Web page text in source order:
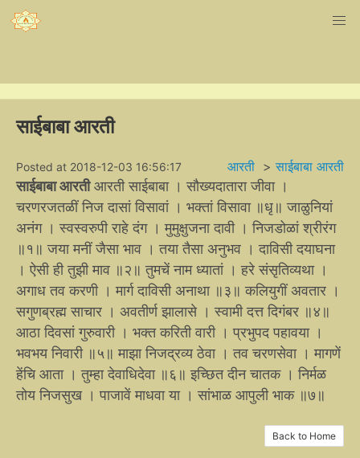
साईबाबा आरती
आरती >साईबाबा आरती
Posted at 2018-12-03 16:56:17
साईबाबा आरतीआरती साईबाबा । सौख्यदातारा जीवा ।
चरणरजतळीं निज दासां विसावां । भक्तां विसावा ॥धृ॥ जाळुनियां
अनंग । स्वस्वरुपी राहे दंग । मुमुक्षुजना दावी । निजडोळां श्रीरंग
॥१॥ जया मनीं जैसा भाव । तया तैसा अनुभव । दाविसी दयाघना
। ऐसी ही तुझी माव ॥२॥ तुमचें नाम ध्यातां । हरे संसृतिव्यथा ।
अगाध तव करणी । मार्ग दाविसी अनाथा ॥३॥ कलियुगीं अवतार ।
सगुणब्रह्म साचार । अवतीर्ण झालासे । स्वामी दत्त दिगंबर ॥४॥
आठा दिवसां गुरुवारी । भक्त करिती वारी । प्रभुपद पहावया ।
भवभय निवारी ॥५॥ माझा निजद्रव्य ठेवा । तव चरणसेवा । मागणें
हेंचि आता । तुम्हा देवाधिदेवा ॥६॥ इच्छित दीन चातक । निर्मळ
तोय निजसुख । पाजावें माधवा या । सांभाळ आपुली भाक ॥७॥
Back to Home